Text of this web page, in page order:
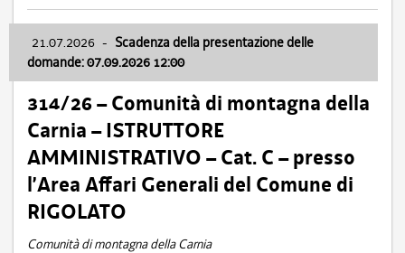
21.07.2026 - Scadenza della presentazione delle
domande: 07.09.2026 12:00
314/26 – Comunità di montagna della
Carnia – ISTRUTTORE
AMMINISTRATIVO – Cat. C – presso
l’Area Affari Generali del Comune di
RIGOLATO
Comunità di montagna della Carnia